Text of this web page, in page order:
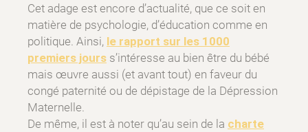
Cet adage est encore d’actualité, que ce soit en
matière de psychologie, d’éducation comme en
politique. Ainsi, le rapport sur les 1000
premiers jours s’intéresse au bien être du bébé
mais œuvre aussi (et avant tout) en faveur du
congé paternité ou de dépistage de la Dépression
Maternelle.
De même, il est à noter qu’au sein de la charte